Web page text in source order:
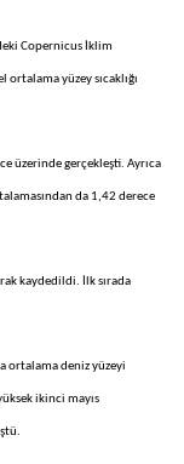
Copernicus İklim
yüzey sıcaklığı
üzerinde gerçekleşti. Ayrıca
da 1,42 derece
kaydedildi. İlk sırada
ortalama deniz yüzeyi
ikinci mayıs